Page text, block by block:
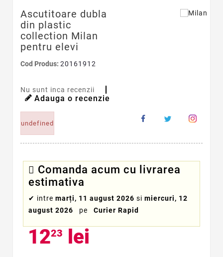
Ascutitoare dubla
din plastic
collection Milan
pentru elevi
Cod Produs: 20161912
Nu sunt inca recenzii
Adauga o recenzie
undefined
Comanda acum cu livrarea
estimativa
✔ intre marți, 11 august 2026 si miercuri, 12
august 2026
pe Curier Rapid
1223 lei